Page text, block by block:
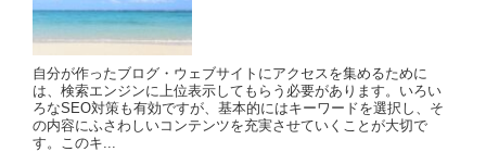
自分が作ったブログ・ウェブサイトにアクセスを集めるために
は、検索エンジンに上位表示してもらう必要があります。いろい
ろなSEO対策も有効ですが、基本的にはキーワードを選択し、そ
の内容にふさわしいコンテンツを充実させていくことが大切で
す。このキ...